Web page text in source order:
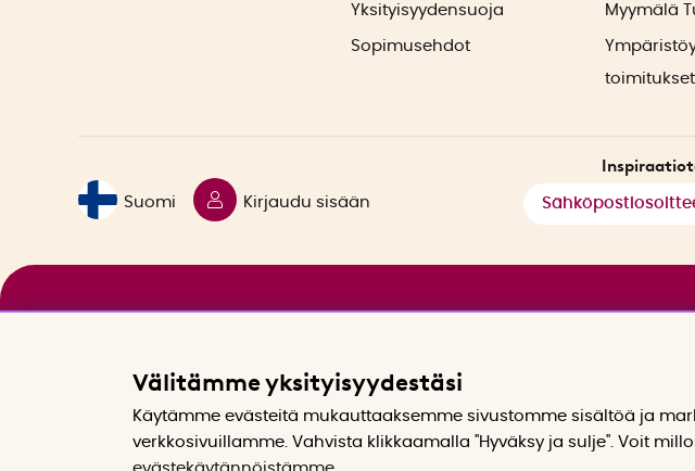
Yksityisyydensuoja
Sopimusehdot
Myymälä
toimitukset
Suomi Kirjaudu sisään
Välitämme yksityisyydestäsi
Käytämme evästeitä mukauttaaksemme sivustomme sisältöä ja
verkkosivuillamme. Vahvista klikkaamalla "Hyväksy ja sulje". Voit
evästekäytännöistämme